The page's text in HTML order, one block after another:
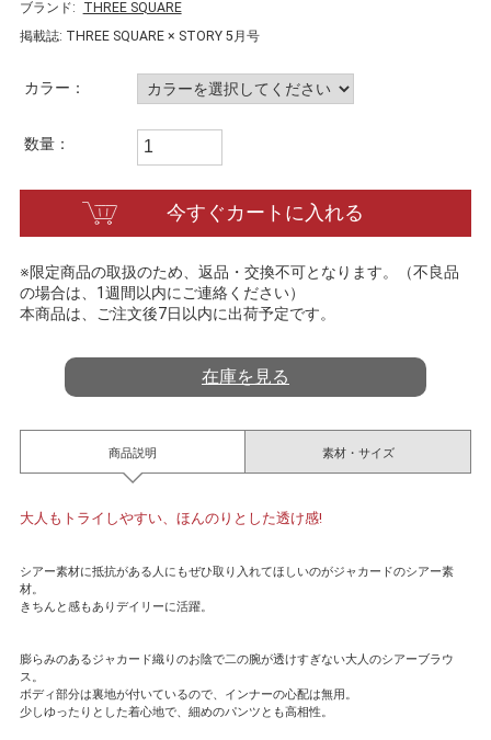
s
t
a
ブランド:
THREE SQUARE
掲載誌: THREE SQUARE × STORY 5月号
カラー：
数量：
今すぐカートに入れる
※限定商品の取扱のため、返品・交換不可となります。（不良品
の場合は、1週間以内にご連絡ください）
本商品は、ご注文後7日以内に出荷予定です。
在庫を見る
商品説明
大人もトライしやすい、ほんのりとした透け感!
シアー素材に抵抗がある人にもぜひ取り入れてほしいのがジャカードのシアー素
材。
きちんと感もありデイリーに活躍。
膨らみのあるジャカード織りのお陰で二の腕が透けすぎない大人のシアーブラウ
ス。
ボディ部分は裏地が付いているので、インナーの心配は無用。
少しゆったりとした着心地で、細めのパンツとも高相性。
素材・サイズ